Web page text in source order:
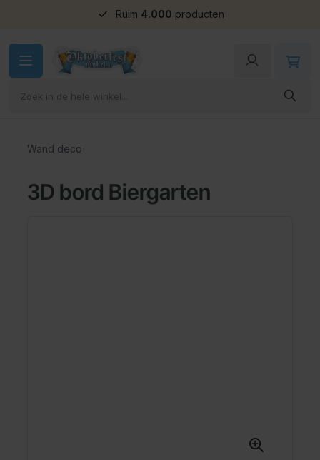
Ruim 4.000 producten
Wand deco
3D bord Biergarten